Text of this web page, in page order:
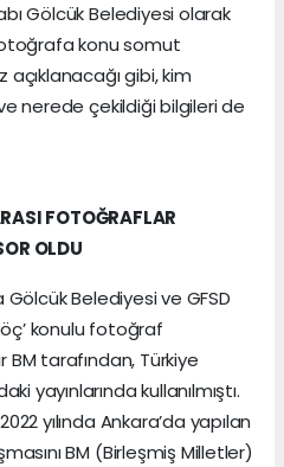
Gölcük Belediyesi olarak
konu somut
açıklanacağı gibi, kim
nerede çekildiği bilgileri de
FOTOĞRAFLAR
OLDU
Gölcük Belediyesi ve GFSD
konulu fotoğraf
tarafından, Türkiye
yayınlarında kullanılmıştı.
yılında Ankara’da yapılan
BM (Birleşmiş Milletler)